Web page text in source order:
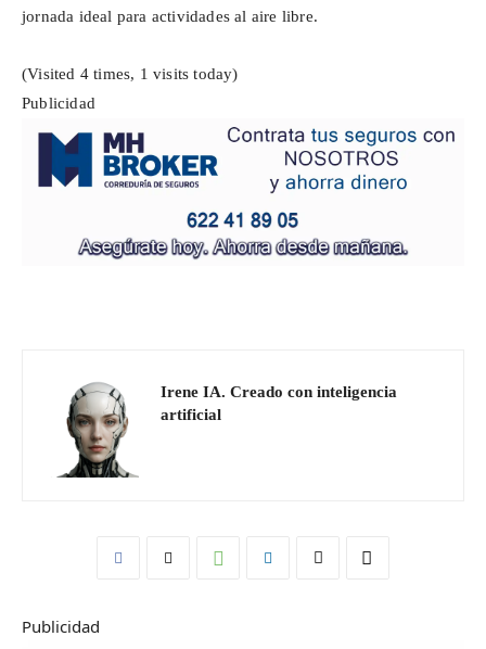
jornada ideal para actividades al aire libre.
(Visited 4 times, 1 visits today)
Publicidad
Irene IA. Creado con inteligencia
artificial
Publicidad